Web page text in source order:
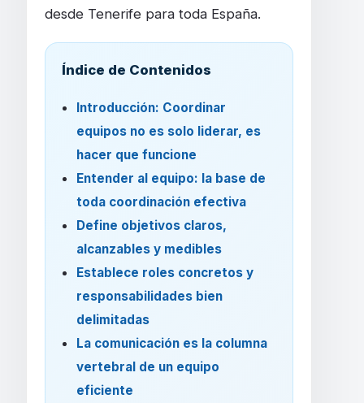
desde Tenerife para toda España.
Índice de Contenidos
Introducción: Coordinar
equipos no es solo liderar, es
hacer que funcione
Entender al equipo: la base de
toda coordinación efectiva
Define objetivos claros,
alcanzables y medibles
Establece roles concretos y
responsabilidades bien
delimitadas
La comunicación es la columna
vertebral de un equipo
eficiente